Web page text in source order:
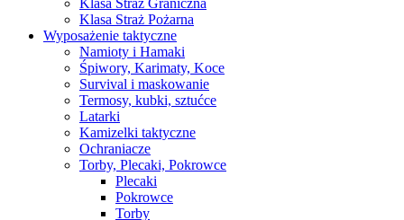
Klasa Straż Pożarna
Wyposażenie taktyczne
Namioty i Hamaki
Śpiwory, Karimaty, Koce
Survival i maskowanie
Termosy, kubki, sztućce
Latarki
Kamizelki taktyczne
Ochraniacze
Torby, Plecaki, Pokrowce
Plecaki
Pokrowce
Torby